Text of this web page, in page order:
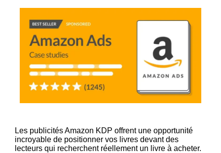
Les publicités Amazon KDP offrent une opportunité
incroyable de positionner vos livres devant des
lecteurs qui recherchent réellement un livre à acheter.